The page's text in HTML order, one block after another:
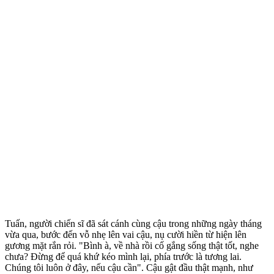
Tuấn, người chiến sĩ đã sát cánh cùng cậu trong những ngày tháng
vừa qua, bước đến vỗ nhẹ lên vai cậu, nụ cười hiền từ hiện lên
gương mặt rắn rỏi. "Bình à, về nhà rồi cố gắng sống thật tốt, nghe
chưa? Đừng để quá khứ kéo mình lại, phía trước là tương lai.
Chúng tôi luôn ở đây, nếu cậu cần". Cậu gật đầu thật mạnh, như